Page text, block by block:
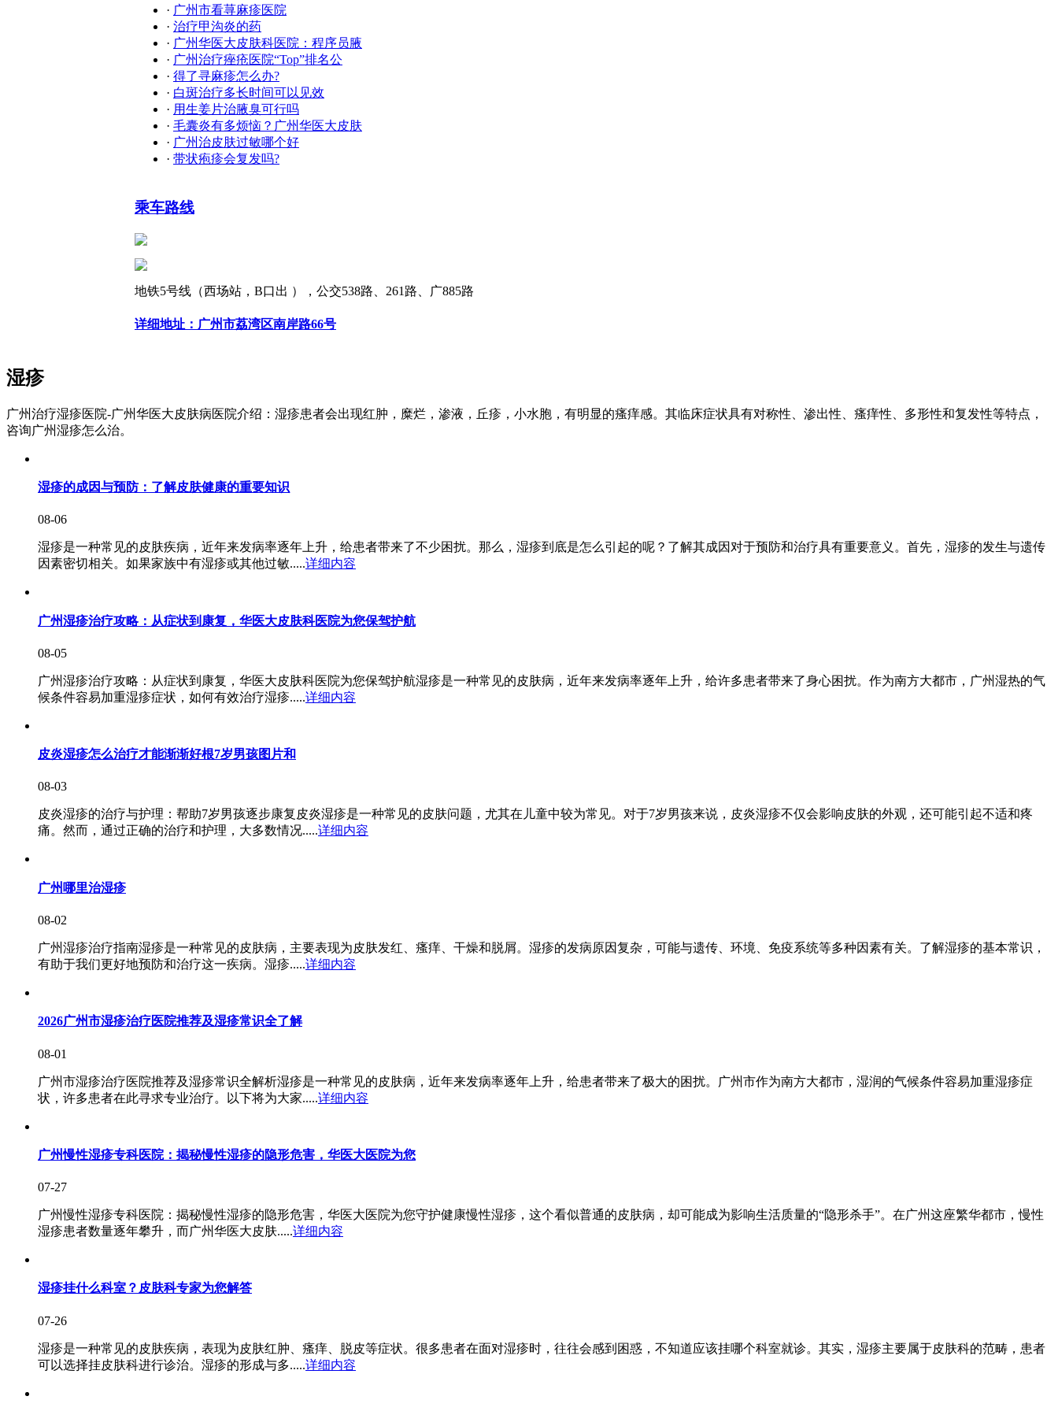
· 广州市看荨麻疹医院
· 治疗甲沟炎的药
· 广州华医大皮肤科医院：程序员腋
· 广州治疗痤疮医院“Top”排名公
· 得了寻麻疹怎么办?
· 白斑治疗多长时间可以见效
· 用生姜片治腋臭可行吗
· 毛囊炎有多烦恼？广州华医大皮肤
· 广州治皮肤过敏哪个好
· 带状疱疹会复发吗?
乘车路线
地铁5号线（西场站，B口出 ），公交538路、261路、广885路
详细地址：广州市荔湾区南岸路66号
湿疹
广州治疗湿疹医院-广州华医大皮肤病医院介绍：湿疹患者会出现红肿，糜烂，渗液，丘疹，小水胞，有明显的瘙痒感。其临床症状具有对称性、渗出性、瘙痒性、多形性和复发性等特点，
咨询广州湿疹怎么治。
湿疹的成因与预防：了解皮肤健康的重要知识
08-06
湿疹是一种常见的皮肤疾病，近年来发病率逐年上升，给患者带来了不少困扰。那么，湿疹到底是怎么引起的呢？了解其成因对于预防和治疗具有重要意义。首先，湿疹的发生与遗传
因素密切相关。如果家族中有湿疹或其他过敏.....详细内容
广州湿疹治疗攻略：从症状到康复，华医大皮肤科医院为您保驾护航
08-05
广州湿疹治疗攻略：从症状到康复，华医大皮肤科医院为您保驾护航湿疹是一种常见的皮肤病，近年来发病率逐年上升，给许多患者带来了身心困扰。作为南方大都市，广州湿热的气
候条件容易加重湿疹症状，如何有效治疗湿疹.....详细内容
皮炎湿疹怎么治疗才能渐渐好根7岁男孩图片和
08-03
皮炎湿疹的治疗与护理：帮助7岁男孩逐步康复皮炎湿疹是一种常见的皮肤问题，尤其在儿童中较为常见。对于7岁男孩来说，皮炎湿疹不仅会影响皮肤的外观，还可能引起不适和疼
痛。然而，通过正确的治疗和护理，大多数情况.....详细内容
广州哪里治湿疹
08-02
广州湿疹治疗指南湿疹是一种常见的皮肤病，主要表现为皮肤发红、瘙痒、干燥和脱屑。湿疹的发病原因复杂，可能与遗传、环境、免疫系统等多种因素有关。了解湿疹的基本常识，
有助于我们更好地预防和治疗这一疾病。湿疹.....详细内容
2026广州市湿疹治疗医院推荐及湿疹常识全了解
08-01
广州市湿疹治疗医院推荐及湿疹常识全解析湿疹是一种常见的皮肤病，近年来发病率逐年上升，给患者带来了极大的困扰。广州市作为南方大都市，湿润的气候条件容易加重湿疹症
状，许多患者在此寻求专业治疗。以下将为大家.....详细内容
广州慢性湿疹专科医院：揭秘慢性湿疹的隐形危害，华医大医院为您
07-27
广州慢性湿疹专科医院：揭秘慢性湿疹的隐形危害，华医大医院为您守护健康慢性湿疹，这个看似普通的皮肤病，却可能成为影响生活质量的“隐形杀手”。在广州这座繁华都市，慢性
湿疹患者数量逐年攀升，而广州华医大皮肤.....详细内容
湿疹挂什么科室？皮肤科专家为您解答
07-26
湿疹是一种常见的皮肤疾病，表现为皮肤红肿、瘙痒、脱皮等症状。很多患者在面对湿疹时，往往会感到困惑，不知道应该挂哪个科室就诊。其实，湿疹主要属于皮肤科的范畴，患者
可以选择挂皮肤科进行诊治。湿疹的形成与多.....详细内容